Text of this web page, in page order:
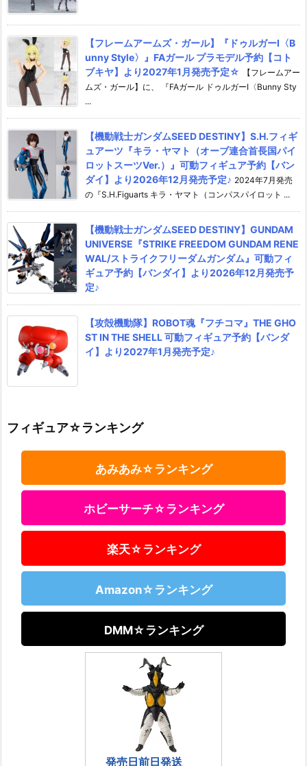
【フレームアームズ・ガール】『ドゥルガーI〈B
unny Style〉』FAガール プラモデル予約【コト
ブキヤ】より2027年1月発売予定☆
【フレームアー
ムズ・ガール】に、 『FAガール ドゥルガーI〈Bunny Sty
...
【機動戦士ガンダムSEED DESTINY】S.H.フィギ
ュアーツ『キラ・ヤマト（オーブ連合首長国パイ
ロットスーツVer.）』可動フィギュア予約【バン
ダイ】より2026年12月発売予定♪ 2024年7月発売
の『S.H.Figuarts キラ・ヤマト（コンパスパイロット ...
【機動戦士ガンダムSEED DESTINY】GUNDAM
UNIVERSE『STRIKE FREEDOM GUNDAM RENE
WAL/ストライクフリーダムガンダム』可動フィ
ギュア予約【バンダイ】より2026年12月発売予
定♪
【攻殻機動隊】ROBOT魂『フチコマ』THE GHO
ST IN THE SHELL 可動フィギュア予約【バンダ
イ】より2027年1月発売予定♪
フィギュア☆ランキング
あみあみ☆ランキング
ホビーサーチ☆ランキング
楽天☆ランキング
Amazon☆ランキング
DMM☆ランキング